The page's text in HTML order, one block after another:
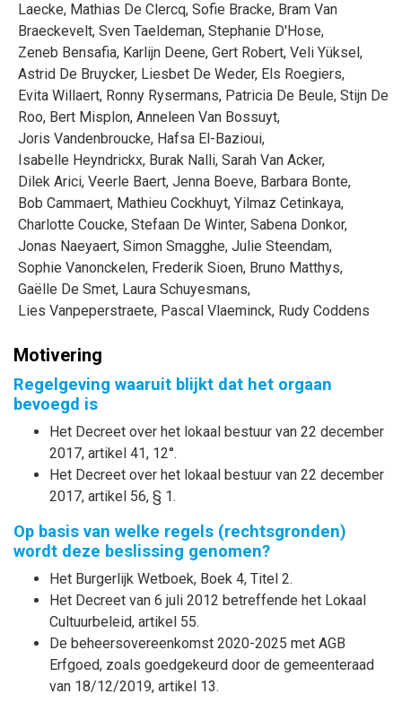
Laecke, Mathias De Clercq, Sofie Bracke, Bram Van
Braeckevelt, Sven Taeldeman, Stephanie D'Hose,
Zeneb Bensafia, Karlijn Deene, Gert Robert, Veli Yüksel,
Astrid De Bruycker, Liesbet De Weder, Els Roegiers,
Evita Willaert, Ronny Rysermans, Patricia De Beule, Stijn De
Roo, Bert Misplon, Anneleen Van Bossuyt,
Joris Vandenbroucke, Hafsa El-Bazioui,
Isabelle Heyndrickx, Burak Nalli, Sarah Van Acker,
Dilek Arici, Veerle Baert, Jenna Boeve, Barbara Bonte,
Bob Cammaert, Mathieu Cockhuyt, Yilmaz Cetinkaya,
Charlotte Coucke, Stefaan De Winter, Sabena Donkor,
Jonas Naeyaert, Simon Smagghe, Julie Steendam,
Sophie Vanonckelen, Frederik Sioen, Bruno Matthys,
Gaëlle De Smet, Laura Schuyesmans,
Lies Vanpeperstraete, Pascal Vlaeminck, Rudy Coddens
Motivering
Regelgeving waaruit blijkt dat het orgaan
bevoegd is
Het Decreet over het lokaal bestuur van 22 december
2017, artikel 41, 12°.
Het Decreet over het lokaal bestuur van 22 december
2017, artikel 56, § 1.
Op basis van welke regels (rechtsgronden)
wordt deze beslissing genomen?
Het Burgerlijk Wetboek, Boek 4, Titel 2.
Het Decreet van 6 juli 2012 betreffende het Lokaal
Cultuurbeleid, artikel 55.
De beheersovereenkomst 2020-2025 met AGB
Erfgoed, zoals goedgekeurd door de gemeenteraad
van 18/12/2019, artikel 13.